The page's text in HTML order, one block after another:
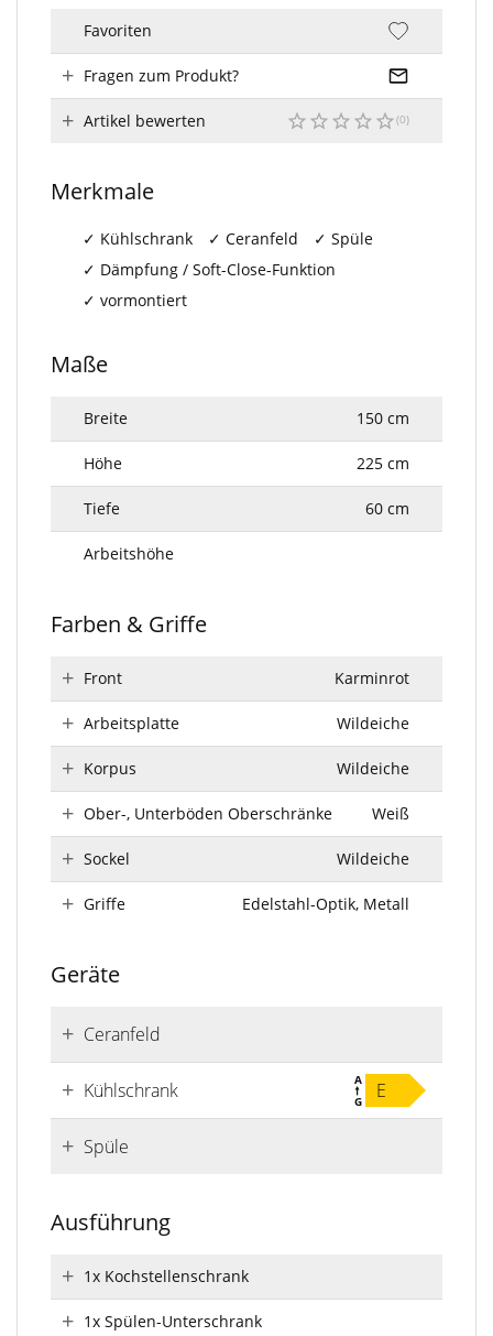
Favoriten
Fragen zum Produkt?
Artikel bewerten
Merkmale
Kühlschrank Ceranfeld
Spüle
Dämpfung / Soft-Close-Funktion
vormontiert
Maße
Breite 150 cm
Höhe 225 cm
Tiefe 60 cm
Arbeitshöhe
Farben & Griffe
Front Karminrot
Arbeitsplatte Wildeiche
Korpus Wildeiche
Ober-, Unterböden Oberschränke Weiß
Sockel Wildeiche
Griffe Edelstahl-Optik, Metall
Geräte
Ceranfeld
Kühlschrank E
Spüle
Ausführung
1x Kochstellenschrank
1x Spülen-Unterschrank